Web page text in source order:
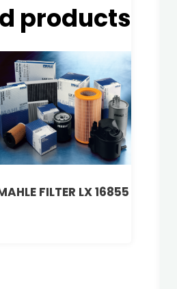
products
FILTER LX 16855